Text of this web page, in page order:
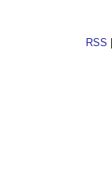
RSS